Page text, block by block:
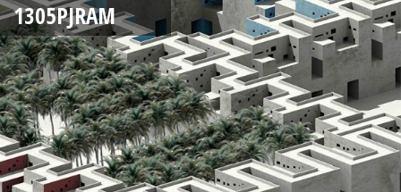
1305PJRAM